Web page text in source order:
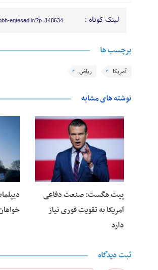
لینک کوتاه : eqtesad.ir/?p=148634
برچسب ها
آمریکا ریاض
نوشته های مشابه
پیت هگست: صنعت دفاعی
آمریکا به تقویت فوری نیاز
دارد
ثبت دیدگاه